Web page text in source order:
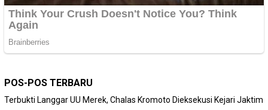
POS-POS TERBARU
Terbukti Langgar UU Merek, Chalas Kromoto Dieksekusi Kejari Jaktim